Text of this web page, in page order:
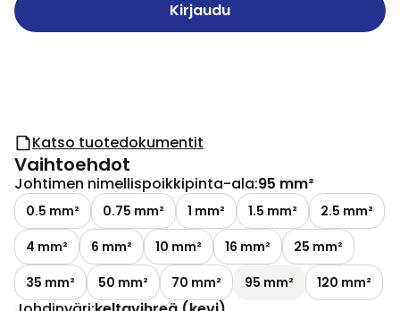
Kirjaudu
Katso tuotedokumentit
Vaihtoehdot
Johtimen nimellispoikkipinta-ala:95 mm²
0.5 mm² 0.75 mm² 1 mm² 1.5 mm²
2.5 mm²
4 mm²
6 mm² 10 mm² 16 mm²
25 mm²
35 mm²
50 mm² 70 mm² 95 mm² 120 mm²